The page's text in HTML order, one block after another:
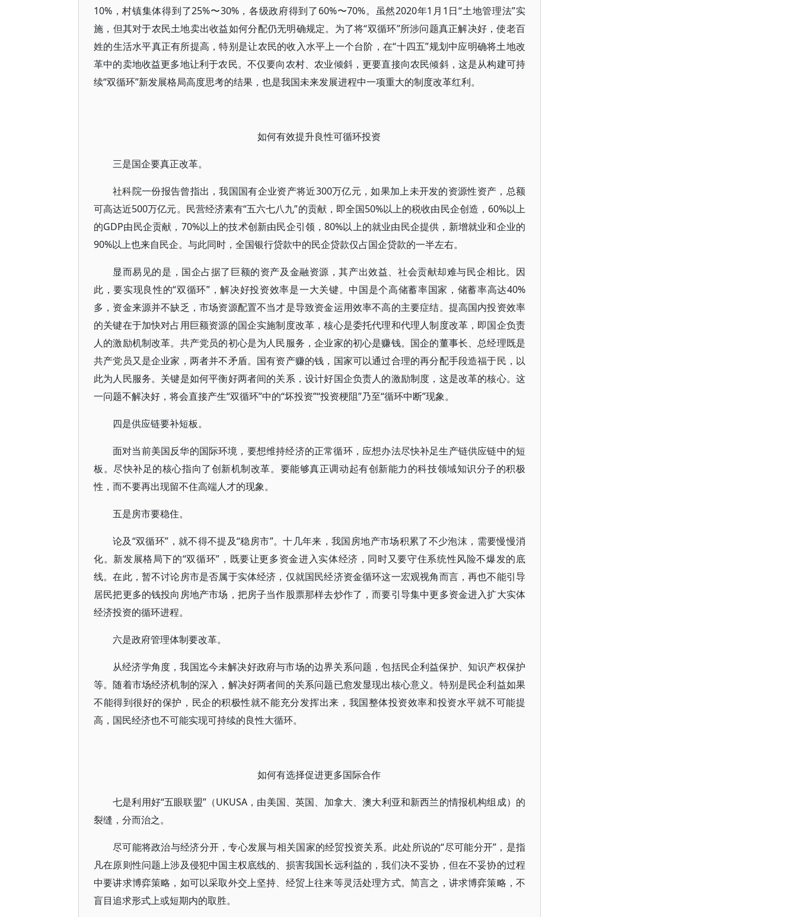
10%，村镇集体得到了25%〜30%，各级政府得到了60%〜70%。虽然2020年1月1日“土地管理法”实
施，但其对于农民土地卖出收益如何分配仍无明确规定。为了将“双循环”所涉问题真正解决好，使老百
姓的生活水平真正有所提高，特别是让农民的收入水平上一个台阶，在“十四五”规划中应明确将土地改
革中的卖地收益更多地让利于农民。不仅要向农村、农业倾斜，更要直接向农民倾斜，这是从构建可持
续“双循环”新发展格局高度思考的结果，也是我国未来发展进程中一项重大的制度改革红利。
如何有效提升良性可循环投资
三是国企要真正改革。
社科院一份报告曾指出，我国国有企业资产将近300万亿元，如果加上未开发的资源性资产，总额
可高达近500万亿元。民营经济素有“五六七八九”的贡献，即全国50%以上的税收由民企创造，60%以上
的GDP由民企贡献，70%以上的技术创新由民企引领，80%以上的就业由民企提供，新增就业和企业的
90%以上也来自民企。与此同时，全国银行贷款中的民企贷款仅占国企贷款的一半左右。
显而易见的是，国企占据了巨额的资产及金融资源，其产出效益、社会贡献却难与民企相比。因
此，要实现良性的“双循环”，解决好投资效率是一大关键。中国是个高储蓄率国家，储蓄率高达40%
多，资金来源并不缺乏，市场资源配置不当才是导致资金运用效率不高的主要症结。提高国内投资效率
的关键在于加快对占用巨额资源的国企实施制度改革，核心是委托代理和代理人制度改革，即国企负责
人的激励机制改革。共产党员的初心是为人民服务，企业家的初心是赚钱。国企的董事长、总经理既是
共产党员又是企业家，两者并不矛盾。国有资产赚的钱，国家可以通过合理的再分配手段造福于民，以
此为人民服务。关键是如何平衡好两者间的关系，设计好国企负责人的激励制度，这是改革的核心。这
一问题不解决好，将会直接产生“双循环”中的“坏投资”“投资梗阻”乃至“循环中断”现象。
四是供应链要补短板。
面对当前美国反华的国际环境，要想维持经济的正常循环，应想办法尽快补足生产链供应链中的短
板。尽快补足的核心指向了创新机制改革。要能够真正调动起有创新能力的科技领域知识分子的积极
性，而不要再出现留不住高端人才的现象。
五是房市要稳住。
论及“双循环”，就不得不提及“稳房市”。十几年来，我国房地产市场积累了不少泡沫，需要慢慢消
化。新发展格局下的“双循环”，既要让更多资金进入实体经济，同时又要守住系统性风险不爆发的底
线。在此，暂不讨论房市是否属于实体经济，仅就国民经济资金循环这一宏观视角而言，再也不能引导
居民把更多的钱投向房地产市场，把房子当作股票那样去炒作了，而要引导集中更多资金进入扩大实体
经济投资的循环进程。
六是政府管理体制要改革。
从经济学角度，我国迄今未解决好政府与市场的边界关系问题，包括民企利益保护、知识产权保护
等。随着市场经济机制的深入，解决好两者间的关系问题已愈发显现出核心意义。特别是民企利益如果
不能得到很好的保护，民企的积极性就不能充分发挥出来，我国整体投资效率和投资水平就不可能提
高，国民经济也不可能实现可持续的良性大循环。
如何有选择促进更多国际合作
七是利用好“五眼联盟”（UKUSA，由美国、英国、加拿大、澳大利亚和新西兰的情报机构组成）的
裂缝，分而治之。
尽可能将政治与经济分开，专心发展与相关国家的经贸投资关系。此处所说的“尽可能分开”，是指
凡在原则性问题上涉及侵犯中国主权底线的、损害我国长远利益的，我们决不妥协，但在不妥协的过程
中要讲求博弈策略，如可以采取外交上坚持、经贸上往来等灵活处理方式。简言之，讲求博弈策略，不
盲目追求形式上或短期内的取胜。